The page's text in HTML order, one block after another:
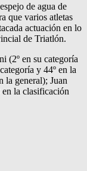
de agua de
que varios atletas
actuación en lo
de Triatlón.
(2º en su categoría
y 44º en la
la general); Juan
la clasificación